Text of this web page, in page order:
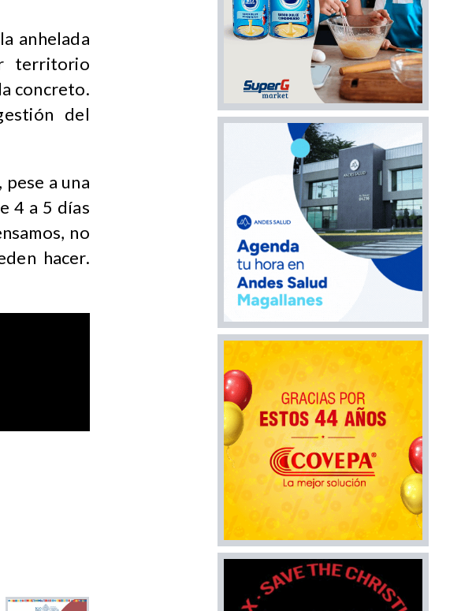
anhelada
territorio
concreto.
del
a una
4 a 5 días
no
hacer.